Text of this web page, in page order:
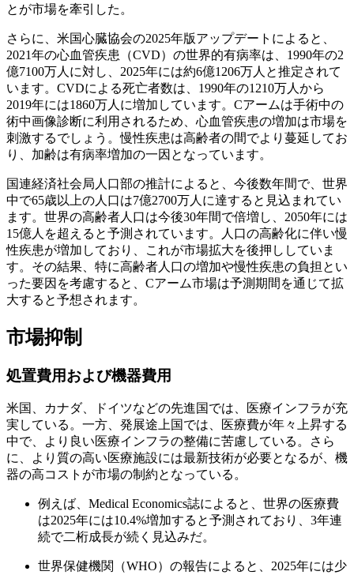
とが市場を牽引した。
さらに、米国心臓協会の2025年版アップデートによると、
2021年の心血管疾患（CVD）の世界的有病率は、1990年の2
億7100万人に対し、2025年には約6億1206万人と推定されて
います。CVDによる死亡者数は、1990年の1210万人から
2019年には1860万人に増加しています。Cアームは手術中の
術中画像診断に利用されるため、心血管疾患の増加は市場を
刺激するでしょう。慢性疾患は高齢者の間でより蔓延してお
り、加齢は有病率増加の一因となっています。
国連経済社会局人口部の推計によると、今後数年間で、世界
中で65歳以上の人口は7億2700万人に達すると見込まれてい
ます。世界の高齢者人口は今後30年間で倍増し、2050年には
15億人を超えると予測されています。人口の高齢化に伴い慢
性疾患が増加しており、これが市場拡大を後押ししていま
す。その結果、特に高齢者人口の増加や慢性疾患の負担とい
った要因を考慮すると、Cアーム市場は予測期間を通じて拡
大すると予想されます。
市場抑制
処置費用および機器費用
米国、カナダ、ドイツなどの先進国では、医療インフラが充
実している。一方、発展途上国では、医療費が年々上昇する
中で、より良い医療インフラの整備に苦慮している。さら
に、より質の高い医療施設には最新技術が必要となるが、機
器の高コストが市場の制約となっている。
例えば、Medical Economics誌によると、世界の医療費
は2025年には10.4%増加すると予測されており、3年連
続で二桁成長が続く見込みだ。
世界保健機関（WHO）の報告によると、2025年には少